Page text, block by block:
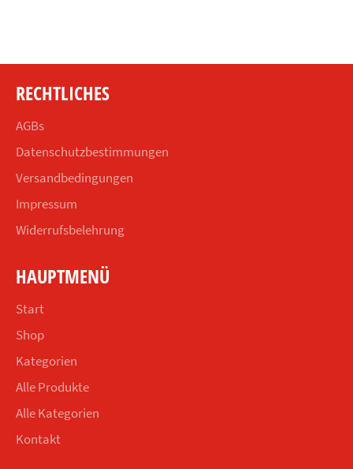
RECHTLICHES
AGBs
Datenschutzbestimmungen
Versandbedingungen
Impressum
Widerrufsbelehrung
HAUPTMENÜ
Start
Shop
Kategorien
Alle Produkte
Alle Kategorien
Kontakt